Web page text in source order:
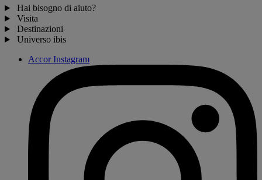
Hai bisogno di aiuto?
Visita
Destinazioni
Universo ibis
Accor Instagram